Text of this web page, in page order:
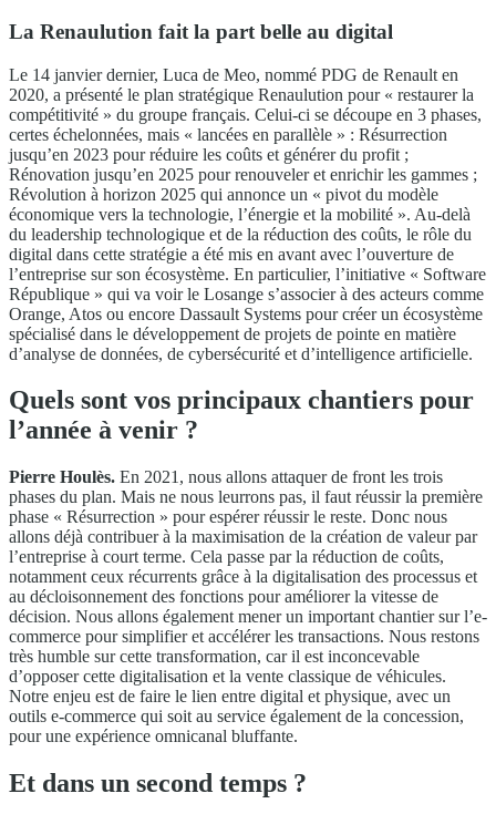
La Renaulution fait la part belle au digital
Le 14 janvier dernier, Luca de Meo, nommé PDG de Renault en
2020, a présenté le plan stratégique Renaulution pour « restaurer la
compétitivité » du groupe français. Celui-ci se découpe en 3 phases,
certes échelonnées, mais « lancées en parallèle » : Résurrection
jusqu’en 2023 pour réduire les coûts et générer du profit ;
Rénovation jusqu’en 2025 pour renouveler et enrichir les gammes ;
Révolution à horizon 2025 qui annonce un « pivot du modèle
économique vers la technologie, l’énergie et la mobilité ». Au-delà
du leadership technologique et de la réduction des coûts, le rôle du
digital dans cette stratégie a été mis en avant avec l’ouverture de
l’entreprise sur son écosystème. En particulier, l’initiative « Software
République » qui va voir le Losange s’associer à des acteurs comme
Orange, Atos ou encore Dassault Systems pour créer un écosystème
spécialisé dans le développement de projets de pointe en matière
d’analyse de données, de cybersécurité et d’intelligence artificielle.
Quels sont vos principaux chantiers pour
l’année à venir ?
Pierre Houlès. En 2021, nous allons attaquer de front les trois
phases du plan. Mais ne nous leurrons pas, il faut réussir la première
phase « Résurrection » pour espérer réussir le reste. Donc nous
allons déjà contribuer à la maximisation de la création de valeur par
l’entreprise à court terme. Cela passe par la réduction de coûts,
notamment ceux récurrents grâce à la digitalisation des processus et
au décloisonnement des fonctions pour améliorer la vitesse de
décision. Nous allons également mener un important chantier sur l’e-
commerce pour simplifier et accélérer les transactions. Nous restons
très humble sur cette transformation, car il est inconcevable
d’opposer cette digitalisation et la vente classique de véhicules.
Notre enjeu est de faire le lien entre digital et physique, avec un
outils e-commerce qui soit au service également de la concession,
pour une expérience omnicanal bluffante.
Et dans un second temps ?